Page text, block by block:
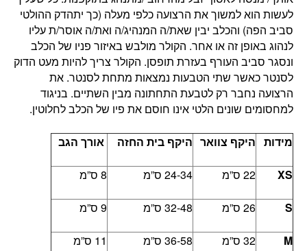
לעשות הוא למשוך את הרצועה כלפי מעלה (כך יתהדק ההולטי
סביב הפה) והכלב יבין שאת/ה המנהיג/ה ואת/ה אוסר/ת עליו
לנהוג באופן זה או אחר. הקולר מולבש באיזור פניו של הכלב
ונסגר סביב העורף בעזרת תופסן. הקולר צריך להיות מעט הדוק
לסנטר כאשר שתי הטבעות נמצאות מתחת לסנטר. את
הרצועה נחבר רק לטבעת התחתונה מבין השתיים. בניגוד
למחסומים שונים הלטי אינו חוסם את פיו של הכלב לחלוטין.
מידות היקף צוואר היקף בית החזה אורך הגב
XS 22 ס”מ 24-34 ס”מ 8 ס”מ
S 26 ס”מ 32-48 ס”מ 9 ס”מ
M 32 ס”מ 36-58 ס”מ 11 ס”מ